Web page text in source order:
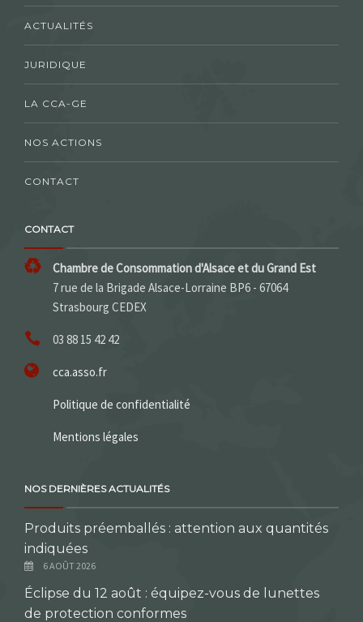
ACTUALITÉS
JURIDIQUE
LA CCA-GE
NOS ACTIONS
CONTACT
CONTACT
Chambre de Consommation d'Alsace et du Grand Est
7 rue de la Brigade Alsace-Lorraine BP6 - 67064
Strasbourg CEDEX
03 88 15 42 42
cca.asso.fr
Politique de confidentialité
Mentions légales
NOS DERNIÈRES ACTUALITÉS
Produits préemballés : attention aux quantités
indiquées
6 AOÛT 2026
Éclipse du 12 août : équipez-vous de lunettes
de protection conformes